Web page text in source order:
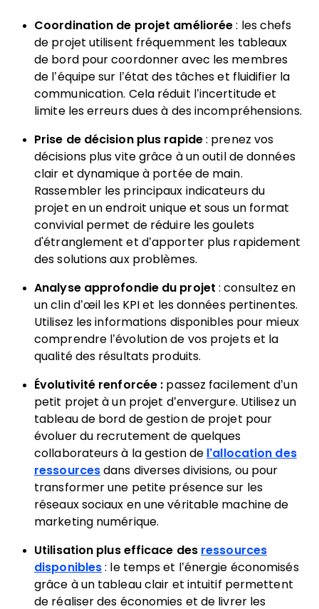
Coordination de projet améliorée : les chefs
de projet utilisent fréquemment les tableaux
de bord pour coordonner avec les membres
de l’équipe sur l’état des tâches et fluidifier la
communication. Cela réduit l’incertitude et
limite les erreurs dues à des incompréhensions.
Prise de décision plus rapide: prenez vos
décisions plus vite grâce à un outil de données
clair et dynamique à portée de main.
Rassembler les principaux indicateurs du
projet en un endroit unique et sous un format
convivial permet de réduire les goulets
d'étranglement et d’apporter plus rapidement
des solutions aux problèmes.
Analyse approfondie du projet : consultez en
un clin d’œil les KPI et les données pertinentes.
Utilisez les informations disponibles pour mieux
comprendre l’évolution de vos projets et la
qualité des résultats produits.
Évolutivité renforcée : passez facilement d’un
petit projet à un projet d’envergure. Utilisez un
tableau de bord de gestion de projet pour
évoluer du recrutement de quelques
collaborateurs à la gestion de l’allocation des
ressources dans diverses divisions, ou pour
transformer une petite présence sur les
réseaux sociaux en une véritable machine de
marketing numérique.
Utilisation plus efficace des ressources
disponibles : le temps et l’énergie économisés
grâce à un tableau clair et intuitif permettent
de réaliser des économies et de livrer les